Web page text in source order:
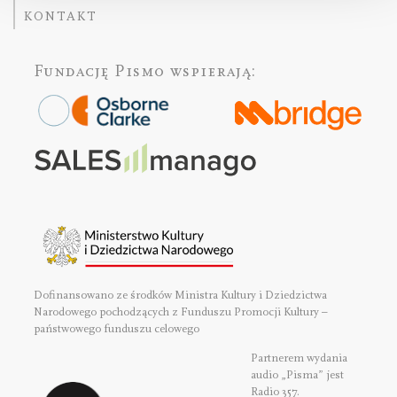
KONTAKT
Fundację Pismo wspierają:
Dofinansowano ze środków Ministra Kultury i Dziedzictwa
Narodowego pochodzących z Funduszu Promocji Kultury –
państwowego funduszu celowego
Partnerem wydania
audio „Pisma” jest
Radio 357.